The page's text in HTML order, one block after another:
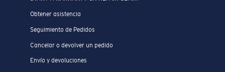
Obtener asistencia
Seguimiento de Pedidos
Cancelar o devolver un pedido
Envío y devoluciones